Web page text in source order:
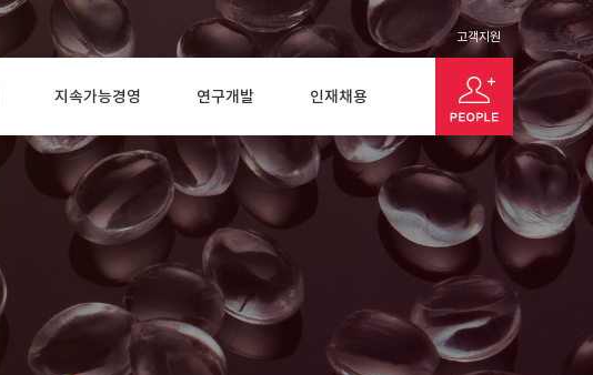
고객지원
지속가능경영 연구개발 인재채용